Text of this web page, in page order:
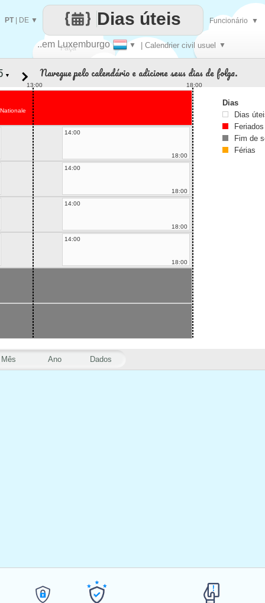
Faça
..em Luxemburgo ▼ | Calendrier civil usuel ▼
Dias úteis
PT| DE ▼ Funcionário ▼
Mês Ano Dados
▼ Navegue pelo calendário e adicione seus dias de folga.
13:00 18:00
14:00
18:00
14:00
18:00
14:00
18:00
14:00
18:00
Dias
Dias
Feriados
Fim de
Férias